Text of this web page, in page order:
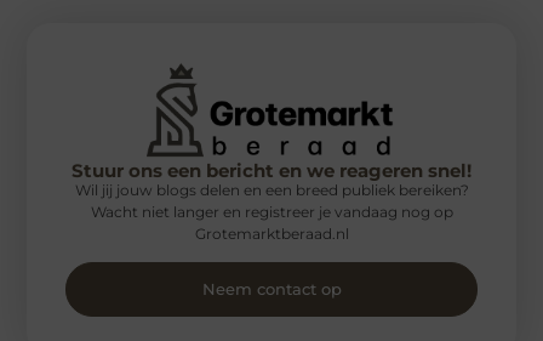
Stuur ons een bericht en we reageren snel!
Wil jij jouw blogs delen en een breed publiek bereiken?
Wacht niet langer en registreer je vandaag nog op
Grotemarktberaad.nl
Neem contact op